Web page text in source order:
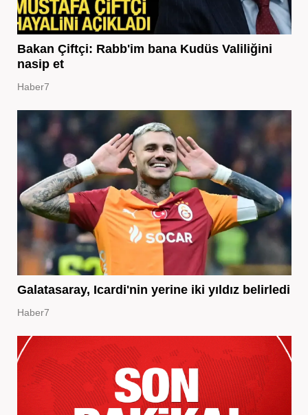
Bakan Çiftçi: Rabb'im bana Kudüs Valiliğini
nasip et
Haber7
Galatasaray, Icardi'nin yerine iki yıldız belirledi
Haber7